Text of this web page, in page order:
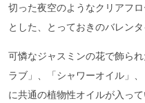
切った夜空のようなクリアフ
とした、とっておきのバレン
可憐なジャスミンの花で飾ら
ラブ」、「シャワーオイル」
に共通の植物性オイルが入っ